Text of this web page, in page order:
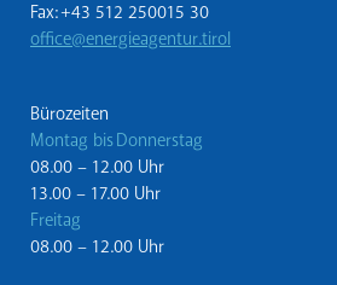
Fax: +43 512 250015 30
office@energieagentur.tirol
Bürozeiten
Montag bis Donnerstag
08.00 – 12.00 Uhr
13.00 – 17.00 Uhr
Freitag
08.00 – 12.00 Uhr